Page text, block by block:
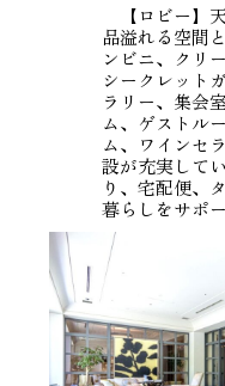
【ロビー】
品溢れる空間
ンビニ、クリ
シークレット
ラリー、集会
ム、ゲストル
ム、ワインセ
設が充実して
り、宅配便、
暮らしをサポ